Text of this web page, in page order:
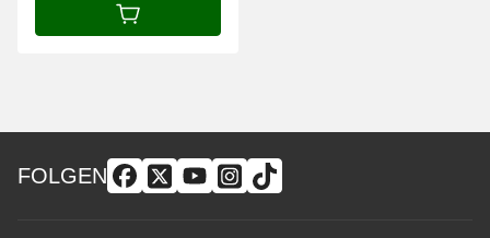
IN DEN WARENKORB
FOLGEN